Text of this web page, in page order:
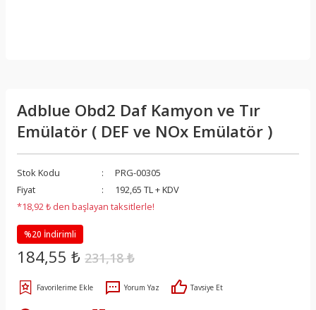
Adblue Obd2 Daf Kamyon ve Tır
Emülatör ( DEF ve NOx Emülatör )
Stok Kodu
PRG-00305
Fiyat
192,65 TL + KDV
*18,92 ₺ den başlayan taksitlerle!
%20 İndirimli
184,55 ₺ 231,18 ₺
Yorum Yaz Tavsiye Et